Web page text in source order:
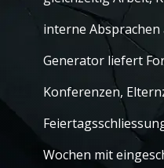
interne Absprachen
Generator liefert
Konferenzen,
Wochen mit